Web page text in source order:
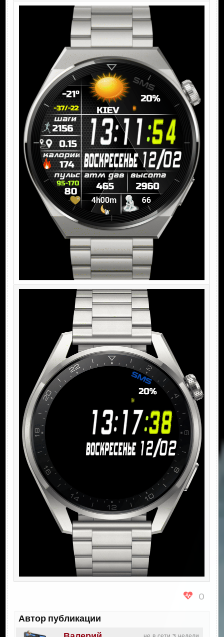
0
Автор публикации